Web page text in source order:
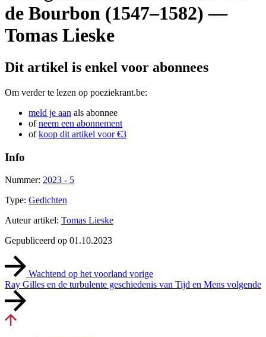
de Bourbon (1547–1582)—
Tomas Lieske
Dit artikel is enkel voor abonnees
Om verder te lezen op poeziekrant.be:
meld je aan als abonnee
ofneem een abonnement
ofkoop dit artikel voor €3
Info
Nummer: 2023 - 5
Type: Gedichten
Auteur artikel: Tomas Lieske
Gepubliceerd op 01.10.2023
Wachtend op het voorland vorige
Ray Gilles en de turbulente geschiedenis van Tijd en Mens volgende